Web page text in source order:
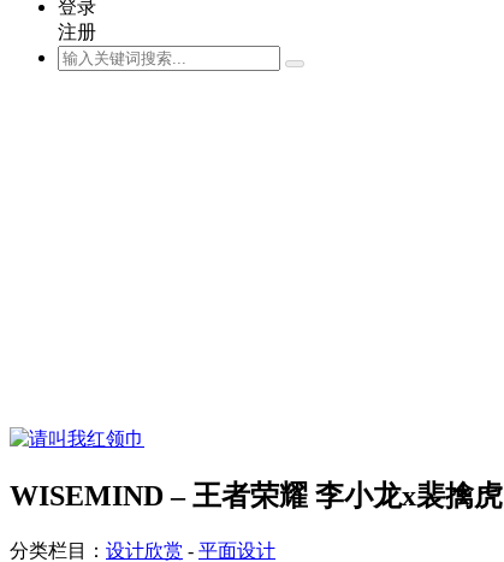
登录
注册
WISEMIND – 王者荣耀 李小龙x裴擒虎
分类栏目： 设计欣赏 - 平面设计